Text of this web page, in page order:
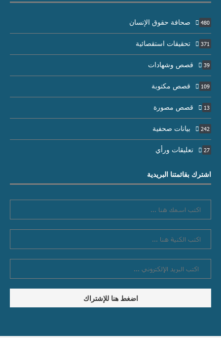
صحافة حقوق الإنسان 480
تحقيقات استقصائية 371
قصص وشهادات 39
قصص مكتوبة 109
قصص مصورة 13
بيانات صحفية 242
تعليقات ورأي 27
اشترك بقائمتنا البريدية